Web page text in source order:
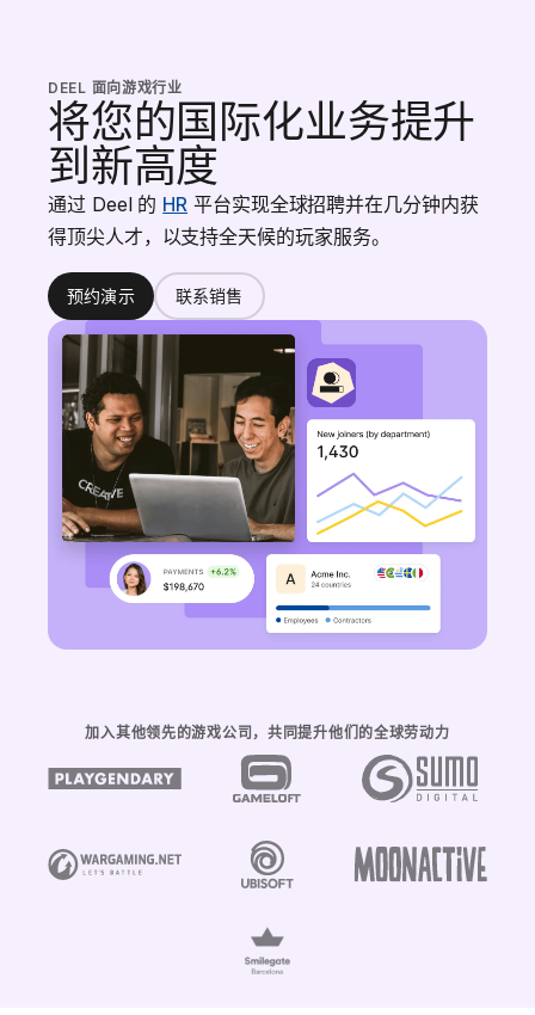
DEEL 面向游戏行业
将您的国际化业务提升
到新高度
通过 Deel 的 HR 平台实现全球招聘并在几分钟内获
得顶尖人才，以支持全天候的玩家服务。
预约演示 联系销售
加入其他领先的游戏公司，共同提升他们的全球劳动力